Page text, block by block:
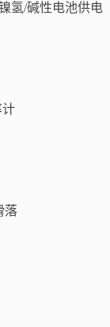
氢/碱性电池供电
计
落